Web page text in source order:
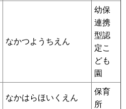
なかつようちえん
幼保
連携
型認
定こ
ども
園
なかはらほいくえん
保育
所